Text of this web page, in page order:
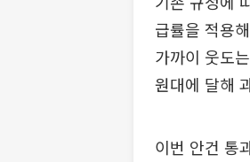
급률을 적용
가까이 웃도
원대에 달해
이번 안건 통